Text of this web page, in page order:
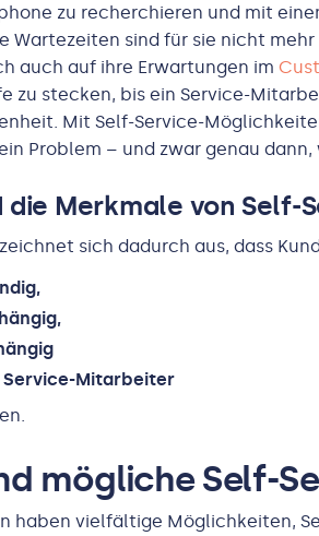
zu recherchieren und mit
Wartezeiten sind für sie nicht
auch auf ihre Erwartungen im
zu stecken, bis ein Service-
Mit Self-Service-
Problem – und zwar genau
die Merkmale von Self-
sich dadurch aus, dass
Service-Mitarbeiter
mögliche Self-
haben vielfältige Möglichkeiten,